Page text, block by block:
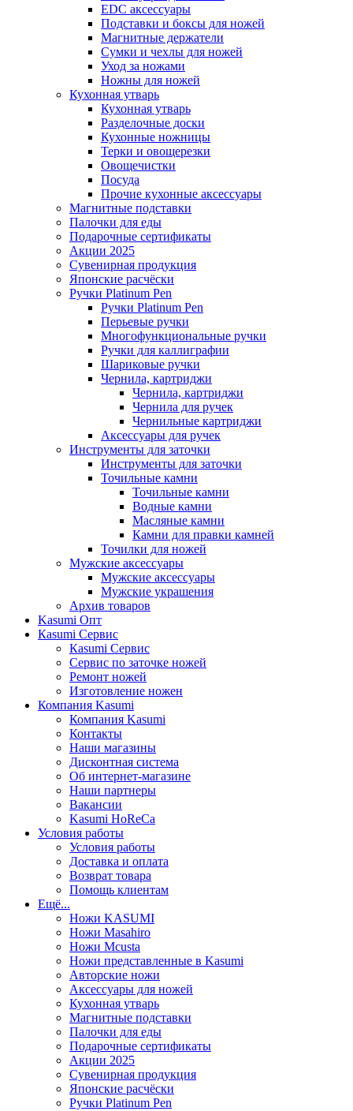
EDC аксессуары
Подставки и боксы для ножей
Магнитные держатели
Сумки и чехлы для ножей
Уход за ножами
Ножны для ножей
Кухонная утварь
Кухонная утварь
Разделочные доски
Кухонные ножницы
Терки и овощерезки
Овощечистки
Посуда
Прочие кухонные аксессуары
Магнитные подставки
Палочки для еды
Подарочные сертификаты
Акции 2025
Сувенирная продукция
Японские расчёски
Ручки Platinum Pen
Ручки Platinum Pen
Перьевые ручки
Многофункциональные ручки
Ручки для каллиграфии
Шариковые ручки
Чернила, картриджи
Чернила, картриджи
Чернила для ручек
Чернильные картриджи
Аксессуары для ручек
Инструменты для заточки
Инструменты для заточки
Точильные камни
Точильные камни
Водные камни
Масляные камни
Камни для правки камней
Точилки для ножей
Мужские аксессуары
Мужские аксессуары
Мужские украшения
Архив товаров
Kasumi Опт
Кasumi Сервис
Кasumi Сервис
Сервис по заточке ножей
Ремонт ножей
Изготовление ножен
Компания Kasumi
Компания Kasumi
Контакты
Наши магазины
Дисконтная система
Об интернет-магазине
Наши партнеры
Вакансии
Kasumi HoReCa
Условия работы
Условия работы
Доставка и оплата
Возврат товара
Помощь клиентам
Ещё...
Ножи KASUMI
Ножи Masahiro
Ножи Mcusta
Ножи представленные в Kasumi
Авторские ножи
Аксессуары для ножей
Кухонная утварь
Магнитные подставки
Палочки для еды
Подарочные сертификаты
Акции 2025
Сувенирная продукция
Японские расчёски
Ручки Platinum Pen